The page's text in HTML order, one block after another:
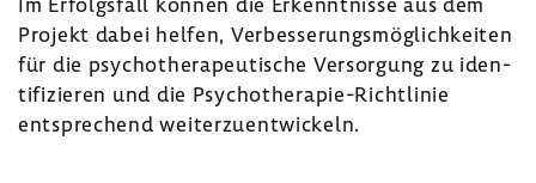
Projekt dabei helfen, Verbes­se­rungs­mög­lich­keiten
für die psycho­the­ra­peu­ti­sche Versor­gung zu iden­
ti­fi­zieren und die Psychotherapie-​Richtlinie
entspre­chend weiter­zu­ent­wi­ckeln.